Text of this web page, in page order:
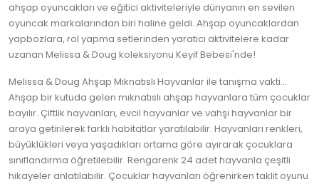
ahşap oyuncakları ve eğitici aktiviteleriyle dünyanın en sevilen
oyuncak markalarından biri haline geldi. Ahşap oyuncaklardan
yapbozlara, rol yapma setlerinden yaratıcı aktivitelere kadar
uzanan Melissa & Doug koleksiyonu Keyif Bebesi'nde!
Melissa & Doug Ahşap Mıknatıslı Hayvanlar ile tanışma vakti...
Ahşap bir kutuda gelen mıknatıslı ahşap hayvanlara tüm çocuklar
bayılır. Çiftlik hayvanları, evcil hayvanlar ve vahşi hayvanlar bir
araya getirilerek farklı habitatlar yaratılabilir. Hayvanları renkleri,
büyüklükleri veya yaşadıkları ortama göre ayırarak çocuklara
sınıflandırma öğretilebilir. Rengarenk 24 adet hayvanla çeşitli
hikayeler anlatılabilir. Çocuklar hayvanları öğrenirken taklit oyunu